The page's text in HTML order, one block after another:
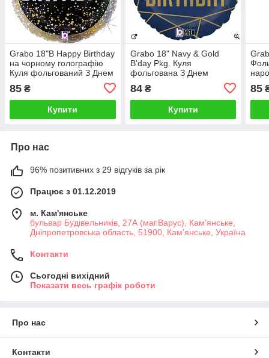
Grabo 18"B Happy Birthday
на чорному голографію
Куля фольгований З Днем
85 ₴
Купити
Grabo 18" Navy & Gold
B'day Pkg. Куля
фольгована З Днем
84₴
Купити
85
Про нас
96% позитивних з 29 відгуків за рік
Працює з 01.12.2019
м. Кам'янське
бульвар Будівельників, 27А (маг.Варус), Кам’янське,
Дніпропетровська область, 51900, Кам'янське, Україна
Контакти
Сьогодні вихідний
Показати весь графік роботи
Про нас
Контакти